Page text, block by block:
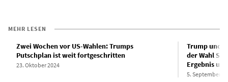
MEHR LESEN
Zwei Wochen vor US-Wahlen: Trumps
Putschplan ist weit fortgeschritten
23. Oktober 2024
Trump und
der Wahl
Ergebnis
5. September